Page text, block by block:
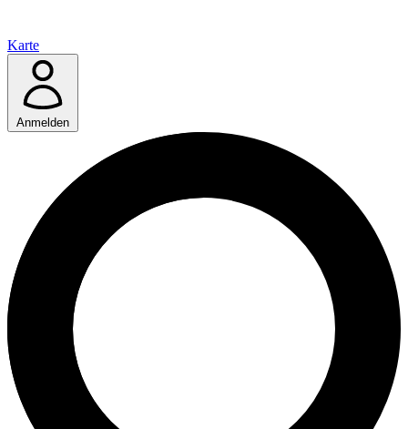
Karte
Anmelden